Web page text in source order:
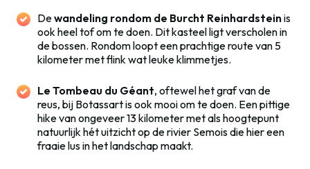
Dewandeling rondom de Burcht Reinhardsteinis
ook heel tof om te doen. Dit kasteel ligt verscholen in
de bossen. Rondom loopt een prachtige route van 5
kilometer met flink wat leuke klimmetjes.
Le Tombeau du Géant, oftewel het graf van de
reus, bij Botassart is ook mooi om te doen. Een pittige
hike van ongeveer 13 kilometer met als hoogtepunt
natuurlijk hét uitzicht op de rivier Semois die hier een
fraaie lus in het landschap maakt.